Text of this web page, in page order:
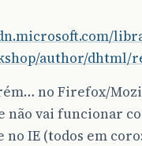
author/dhtml/
no Firefox/
não vai funcionar
no IE (todos em